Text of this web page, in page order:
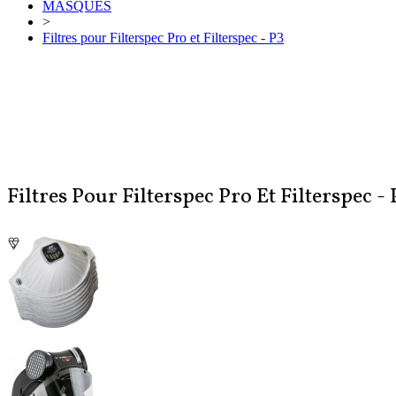
MASQUES
>
Filtres pour Filterspec Pro et Filterspec - P3
Filtres Pour Filterspec Pro Et Filterspec -